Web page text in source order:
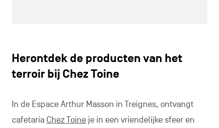
Herontdek de producten van het
terroir bij Chez Toine
In de Espace Arthur Masson in Treignes, ontvangt
cafetaria Chez Toineje in een vriendelijke sfeer en